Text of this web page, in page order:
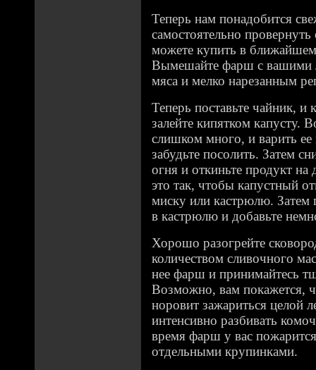
Теперь нам понадобится
самостоятельно
можете купить в
Вымешайте фарш с вашими
мяса и мелко нарезанным
Теперь поставьте чайник, и
залейте кипятком
слишком много, и варить
забудьте посолить. Затем
огня и откиньте продукт на
это так, чтобы капустный
миску или кастрюлю. Затем
в кастрюлю и добавьте
Хорошо разогрейте
количеством сливочного
нее фарш и принимайтесь
Возможно, вам покажется,
норовит зажариться целой
интенсивно разбивать
время фарш у вас
отдельными крупинками.